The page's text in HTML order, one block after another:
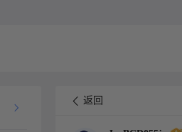
返回